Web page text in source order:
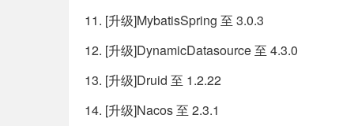
11. [升级]MybatisSpring 至 3.0.3
12. [升级]DynamicDatasource 至 4.3.0
13. [升级]Druid 至 1.2.22
14. [升级]Nacos 至 2.3.1